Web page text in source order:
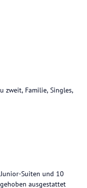
zweit, Familie, Singles,
Suiten und 10
ausgestattet